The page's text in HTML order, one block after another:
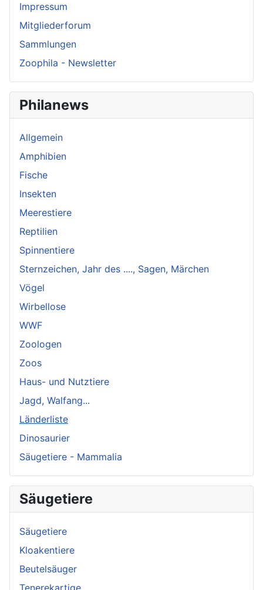
Impressum
Mitgliederforum
Sammlungen
Zoophila - Newsletter
Philanews
Allgemein
Amphibien
Fische
Insekten
Meerestiere
Reptilien
Spinnentiere
Sternzeichen, Jahr des ...., Sagen, Märchen
Vögel
Wirbellose
WWF
Zoologen
Zoos
Haus- und Nutztiere
Jagd, Walfang...
Länderliste
Dinosaurier
Säugetiere - Mammalia
Säugetiere
Säugetiere
Kloakentiere
Beutelsäuger